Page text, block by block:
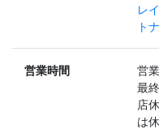
レ
ト
営業時間
営
最
店
は